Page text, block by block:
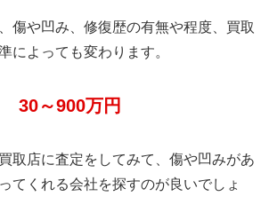
傷や凹み、修復歴の有無や程度、買取
によっても変わります。
30～900万円
取店に査定をしてみて、傷や凹みがあ
てくれる会社を探すのが良いでしょ